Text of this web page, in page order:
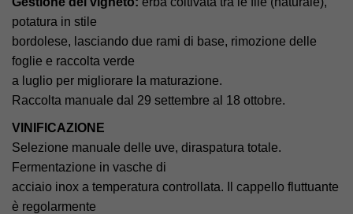
potatura in stile
bordolese, lasciando due rami di base, rimozione delle
foglie e raccolta verde
a luglio per migliorare la maturazione.
Raccolta manuale dal 29 settembre al 18 ottobre.
VINIFICAZIONE
Selezione manuale delle uve, diraspatura totale.
Fermentazione in vasche di
acciaio inox a temperatura controllata. Il cappello fluttuante
è regolarmente